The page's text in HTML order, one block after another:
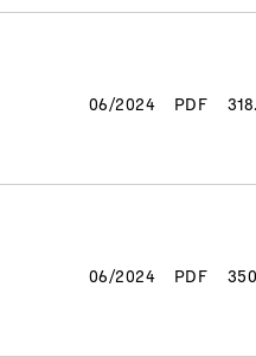
06/2024 PDF
06/2024 PDF